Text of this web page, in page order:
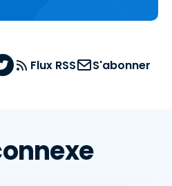
Flux RSS S'abonner